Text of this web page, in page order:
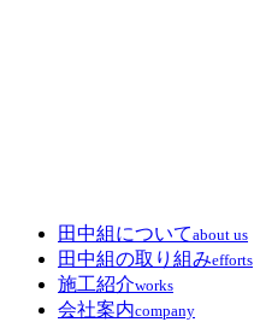
田中組についてabout us
田中組の取り組みefforts
施工紹介works
会社案内company